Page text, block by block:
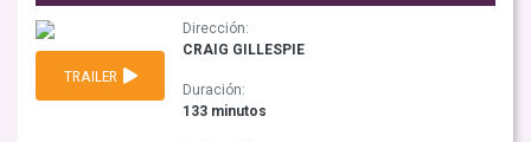
TRAILER
Dirección:
CRAIG GILLESPIE
Duración:
133 minutos